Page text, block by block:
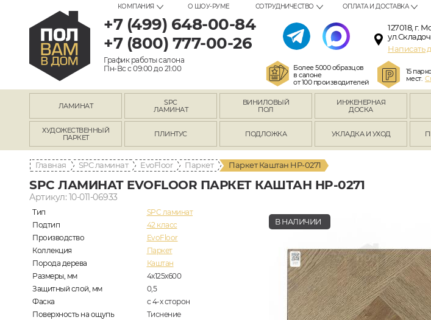
КОМПАНИЯ О ШОУ-РУМЕ СОТРУДНИЧЕСТВО ОПЛАТА И ДОСТАВКА
+7 (499) 648-00-84
+7 (800) 777-00-26
График работы салона
Пн-Вс с 09:00 до 21:00
127018, г.
Написать
Более 5000 образцов
в салоне
от 100 производителей
15
мест.
ЛАМИНАТ
SPC
ЛАМИНАТ
ВИНИЛОВЫЙ
ПОЛ
ИНЖЕНЕРНАЯ
ДОСКА
ХУДОЖЕСТВЕННЫЙ
ПАРКЕТ
ПЛИНТУС ПОДЛОЖКА УКЛАДКА И УХОД
Главная SPC ламинат EvoFloor Паркет Паркет Каштан HP-0271
SPC ЛАМИНАТ EVOFLOOR ПАРКЕТ КАШТАН HP-0271
Артикул: 10-011-06933
Тип
SPC ламинат
Подтип
42 класс
Производство
EvoFloor
Коллекция
Паркет
Порода дерева
Каштан
Размеры, мм
4х125х600
Защитный слой, мм
0,5
Фаска
с 4-х сторон
Поверхность на ощупь
Тиснение
В НАЛИЧИИ